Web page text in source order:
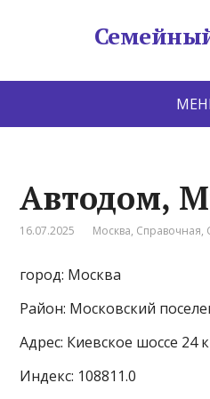
Автодом,
16.07.2025 Москва, Справочная,
город: Москва
Район: Московский
Адрес: Киевское шоссе 24
Индекс: 108811.0